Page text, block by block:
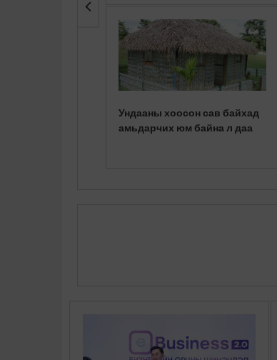
Ундааны хоосон сав байхад
амьдарчих юм байна л даа